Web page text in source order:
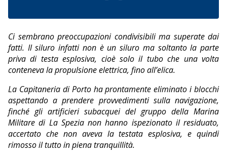
Ci sembrano preoccupazioni condivisibili ma superate dai
fatti. Il siluro infatti non è un siluro ma soltanto la parte
priva di testa esplosiva, cioè solo il tubo che una volta
conteneva la propulsione elettrica, fino all’elica.
La Capitaneria di Porto ha prontamente eliminato i blocchi
aspettando a prendere provvedimenti sulla navigazione,
finché gli artificieri subacquei del gruppo della Marina
Militare di La Spezia non hanno ispezionato il residuato,
accertato che non aveva la testata esplosiva, e quindi
rimosso il tutto in piena tranquillità.